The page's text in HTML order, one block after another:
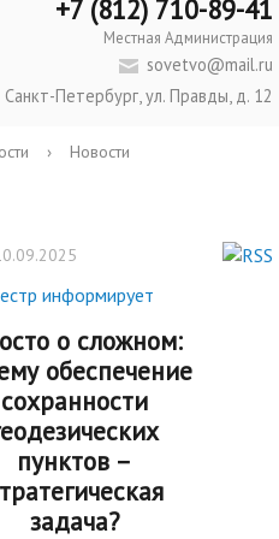
+7 (812) 710-89-41
Местная Администрация
sovetvo@mail.ru
Санкт-Петербург, ул. Правды, д. 12
› Новости
информирует
о сложном:
обеспечение
сохранности
пунктов –
задача?